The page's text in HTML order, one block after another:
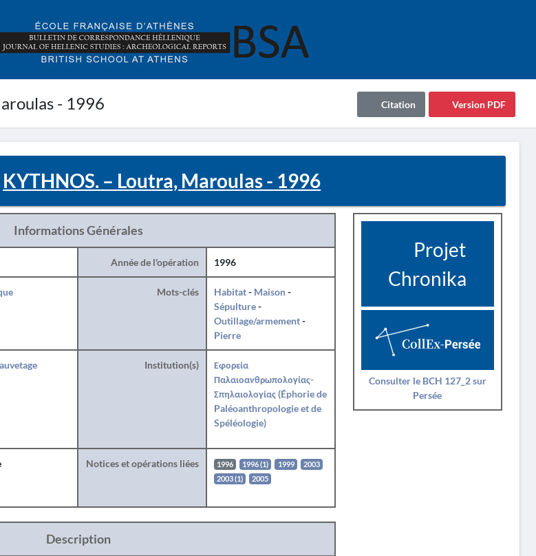
- 1996 Version PDF
Citation
KYTHNOS. – Loutra, Maroulas - 1996
Informations Générales
Année de l'opération 1996
Mots-clés Habitat- Maison-
Sépulture-
Outillage/armement-
Pierre
Institution(s)
Εφορεία
Παλαιοανθρωπολογίας-
Σπηλαιολογίας (Éphorie de
Paléoanthropologie et de
Spéléologie)
Notices et opérations liées 1996 1996 (1) 1999
2003
2003 (1)
2005
Description
Projet
Chronika
Consulter le BCH 127_2 sur
Persée